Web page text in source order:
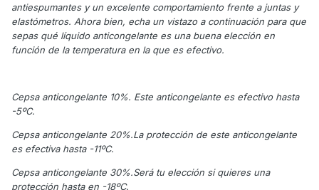
antiespumantes y un excelente comportamiento frente a juntas y
elastómetros. Ahora bien, echa un vistazo a continuación para que
sepas qué líquido anticongelante es una buena elección en
función de la temperatura en la que es efectivo.
Cepsa anticongelante 10%. Este anticongelante es efectivo hasta
-5ºC.
Cepsa anticongelante 20%.La protección de este anticongelante
es efectiva hasta -11ºC.
Cepsa anticongelante 30%.Será tu elección si quieres una
protección hasta en -18ºC.